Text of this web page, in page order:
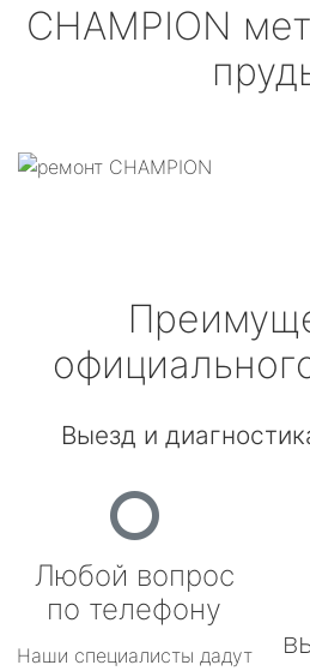
CHAMPION
Выезд и
Любой вопрос
по телефону
Наши специалисты дадут